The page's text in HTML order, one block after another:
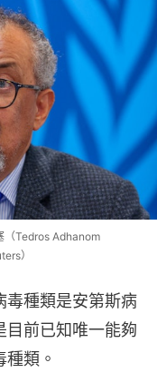
（Tedros Adhanom
）
毒種類是安第斯病
目前已知唯一能夠
類。